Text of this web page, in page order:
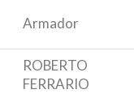
Armador
ROBERTO
FERRARIO